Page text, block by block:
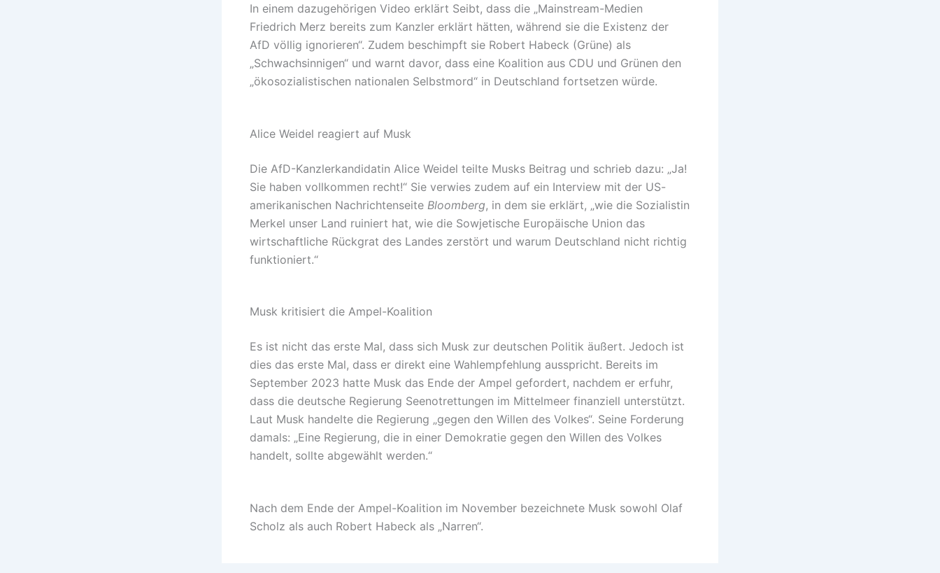
In einem dazugehörigen Video erklärt Seibt, dass die „Mainstream-Medien
Friedrich Merz bereits zum Kanzler erklärt hätten, während sie die Existenz der
AfD völlig ignorieren“. Zudem beschimpft sie Robert Habeck (Grüne) als
„Schwachsinnigen“ und warnt davor, dass eine Koalition aus CDU und Grünen den
„ökosozialistischen nationalen Selbstmord“ in Deutschland fortsetzen würde.
Alice Weidel reagiert auf Musk
Die AfD-Kanzlerkandidatin Alice Weidel teilte Musks Beitrag und schrieb dazu: „Ja!
Sie haben vollkommen recht!“ Sie verwies zudem auf ein Interview mit der US-
amerikanischen Nachrichtenseite Bloomberg, in dem sie erklärt, „wie die Sozialistin
Merkel unser Land ruiniert hat, wie die Sowjetische Europäische Union das
wirtschaftliche Rückgrat des Landes zerstört und warum Deutschland nicht richtig
funktioniert.“
Musk kritisiert die Ampel-Koalition
Es ist nicht das erste Mal, dass sich Musk zur deutschen Politik äußert. Jedoch ist
dies das erste Mal, dass er direkt eine Wahlempfehlung ausspricht. Bereits im
September 2023 hatte Musk das Ende der Ampel gefordert, nachdem er erfuhr,
dass die deutsche Regierung Seenotrettungen im Mittelmeer finanziell unterstützt.
Laut Musk handelte die Regierung „gegen den Willen des Volkes“. Seine Forderung
damals: „Eine Regierung, die in einer Demokratie gegen den Willen des Volkes
handelt, sollte abgewählt werden.“
Nach dem Ende der Ampel-Koalition im November bezeichnete Musk sowohl Olaf
Scholz als auch Robert Habeck als „Narren“.